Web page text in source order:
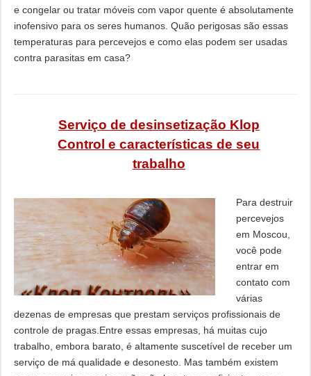
e congelar ou tratar móveis com vapor quente é absolutamente
inofensivo para os seres humanos. Quão perigosas são essas
temperaturas para percevejos e como elas podem ser usadas
contra parasitas em casa?
Serviço de desinsetização Klop
Control e características de seu
trabalho
Para destruir
percevejos
em Moscou,
você pode
entrar em
contato com
várias
dezenas de empresas que prestam serviços profissionais de
controle de pragas.Entre essas empresas, há muitas cujo
trabalho, embora barato, é altamente suscetível de receber um
serviço de má qualidade e desonesto. Mas também existem